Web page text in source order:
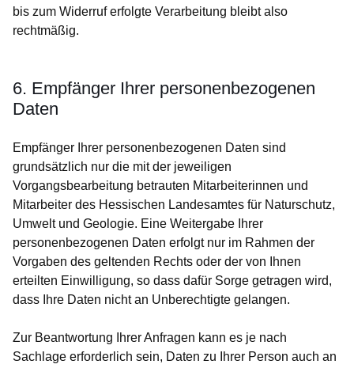
bis zum Widerruf erfolgte Verarbeitung bleibt also
rechtmäßig.
6. Empfänger Ihrer personenbezogenen
Daten
Empfänger Ihrer personenbezogenen Daten sind
grundsätzlich nur die mit der jeweiligen
Vorgangsbearbeitung betrauten Mitarbeiterinnen und
Mitarbeiter des Hessischen Landesamtes für Naturschutz,
Umwelt und Geologie. Eine Weitergabe Ihrer
personenbezogenen Daten erfolgt nur im Rahmen der
Vorgaben des geltenden Rechts oder der von Ihnen
erteilten Einwilligung, so dass dafür Sorge getragen wird,
dass Ihre Daten nicht an Unberechtigte gelangen.
Zur Beantwortung Ihrer Anfragen kann es je nach
Sachlage erforderlich sein, Daten zu Ihrer Person auch an